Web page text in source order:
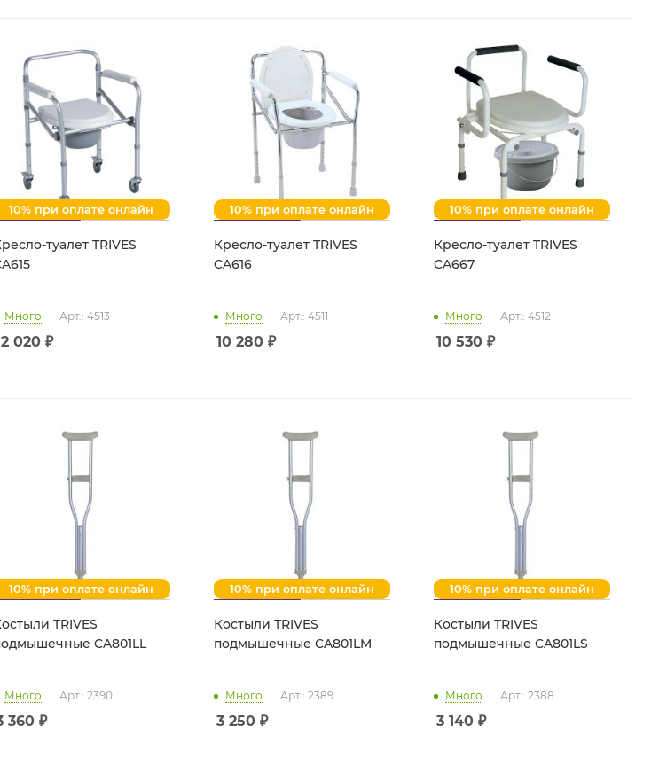
10% при оплате онлайн
туалет TRIVES
Много Арт.: 4513
020 ₽
10% при оплате онлайн
Кресло-туалет TRIVES
CA616
Много Арт.: 4511
10 280₽
10% при оплате онлайн
Кресло-туалет TRIVES
CA667
Много Арт.: 4512
10 530₽
10% при оплате онлайн
TRIVES
CA801LL
Много Арт.: 2390
360 ₽
10% при оплате онлайн
Костыли TRIVES
подмышечные CA801LM
Много Арт.: 2389
3 250₽
10% при оплате онлайн
Костыли TRIVES
подмышечные CA801LS
Много Арт.: 2388
3 140₽